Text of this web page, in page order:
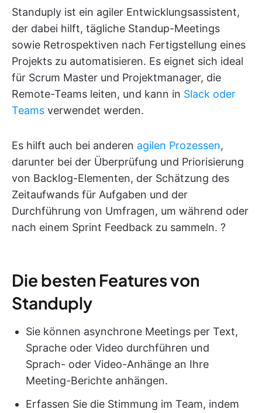
Standuply ist ein agiler Entwicklungsassistent,
der dabei hilft, tägliche Standup-Meetings
sowie Retrospektiven nach Fertigstellung eines
Projekts zu automatisieren. Es eignet sich ideal
für Scrum Master und Projektmanager, die
Remote-Teams leiten, und kann in Slack oder
Teams verwendet werden.
Es hilft auch bei anderen agilen Prozessen,
darunter bei der Überprüfung und Priorisierung
von Backlog-Elementen, der Schätzung des
Zeitaufwands für Aufgaben und der
Durchführung von Umfragen, um während oder
nach einem Sprint Feedback zu sammeln. ?️
Die besten Features von
Standuply
Sie können asynchrone Meetings per Text,
Sprache oder Video durchführen und
Sprach- oder Video-Anhänge an Ihre
Meeting-Berichte anhängen.
Erfassen Sie die Stimmung im Team, indem